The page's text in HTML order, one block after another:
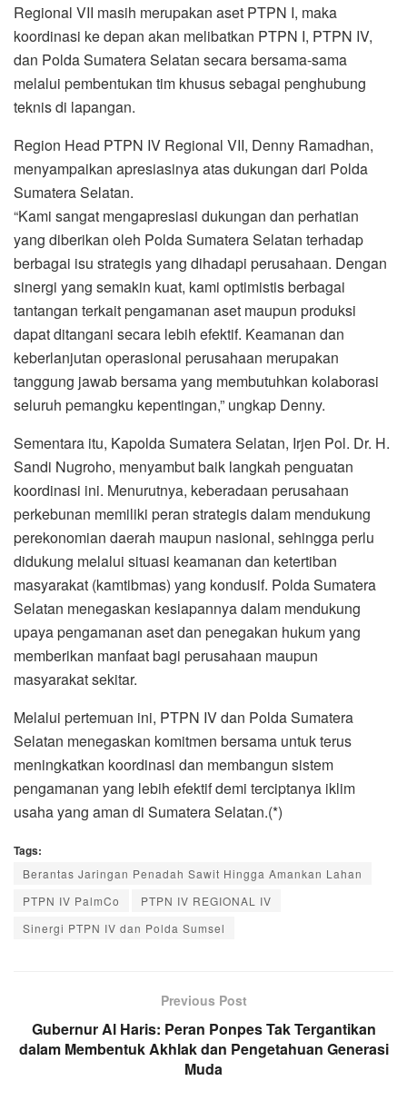
Regional VII masih merupakan aset PTPN I, maka
koordinasi ke depan akan melibatkan PTPN I, PTPN IV,
dan Polda Sumatera Selatan secara bersama-sama
melalui pembentukan tim khusus sebagai penghubung
teknis di lapangan.
Region Head PTPN IV Regional VII, Denny Ramadhan,
menyampaikan apresiasinya atas dukungan dari Polda
Sumatera Selatan.
“Kami sangat mengapresiasi dukungan dan perhatian
yang diberikan oleh Polda Sumatera Selatan terhadap
berbagai isu strategis yang dihadapi perusahaan. Dengan
sinergi yang semakin kuat, kami optimistis berbagai
tantangan terkait pengamanan aset maupun produksi
dapat ditangani secara lebih efektif. Keamanan dan
keberlanjutan operasional perusahaan merupakan
tanggung jawab bersama yang membutuhkan kolaborasi
seluruh pemangku kepentingan,” ungkap Denny.
Sementara itu, Kapolda Sumatera Selatan, Irjen Pol. Dr. H.
Sandi Nugroho, menyambut baik langkah penguatan
koordinasi ini. Menurutnya, keberadaan perusahaan
perkebunan memiliki peran strategis dalam mendukung
perekonomian daerah maupun nasional, sehingga perlu
didukung melalui situasi keamanan dan ketertiban
masyarakat (kamtibmas) yang kondusif. Polda Sumatera
Selatan menegaskan kesiapannya dalam mendukung
upaya pengamanan aset dan penegakan hukum yang
memberikan manfaat bagi perusahaan maupun
masyarakat sekitar.
Melalui pertemuan ini, PTPN IV dan Polda Sumatera
Selatan menegaskan komitmen bersama untuk terus
meningkatkan koordinasi dan membangun sistem
pengamanan yang lebih efektif demi terciptanya iklim
usaha yang aman di Sumatera Selatan.(*)
Tags:
Berantas Jaringan Penadah Sawit Hingga Amankan Lahan
PTPN IV PalmCo
PTPN IV REGIONAL IV
Sinergi PTPN IV dan Polda Sumsel
Previous Post
Gubernur Al Haris: Peran Ponpes Tak Tergantikan
dalam Membentuk Akhlak dan Pengetahuan Generasi
Muda